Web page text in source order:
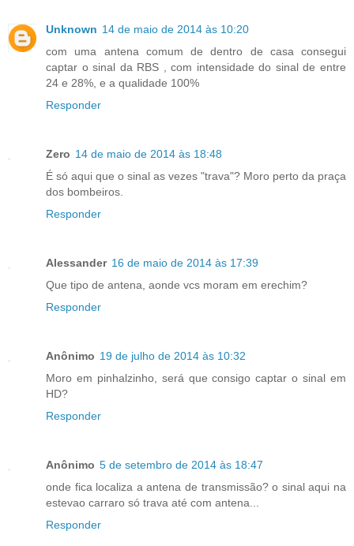
Unknown 14 de maio de 2014 às 10:20
com uma antena comum de dentro de casa consegui
captar o sinal da RBS , com intensidade do sinal de entre
24 e 28%, e a qualidade 100%
Responder
Zero 14 de maio de 2014 às 18:48
É só aqui que o sinal as vezes "trava"? Moro perto da praça
dos bombeiros.
Responder
Alessander 16 de maio de 2014 às 17:39
Que tipo de antena, aonde vcs moram em erechim?
Responder
Anônimo 19 de julho de 2014 às 10:32
Moro em pinhalzinho, será que consigo captar o sinal em
HD?
Responder
Anônimo 5 de setembro de 2014 às 18:47
onde fica localiza a antena de transmissão? o sinal aqui na
estevao carraro só trava até com antena...
Responder